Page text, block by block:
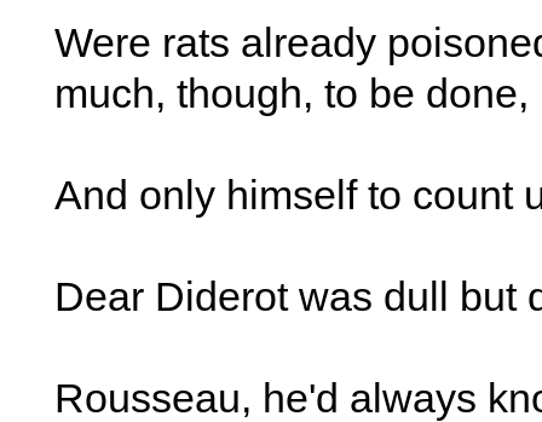
Were rats already
much, though, to be done,
And only himself to count
Dear Diderot was dull but
Rousseau, he'd always